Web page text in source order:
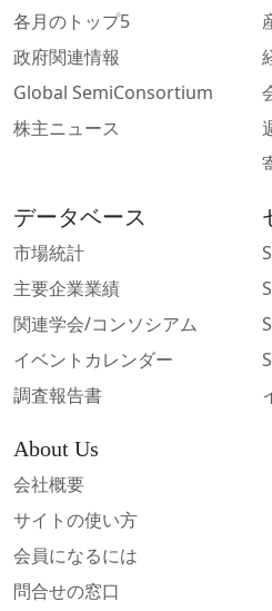
各月のトップ5
政府関連情報
Global SemiConsortium
株主ニュース
データベース
市場統計
主要企業業績
関連学会/コンソシアム
イベントカレンダー
調査報告書
About Us
会社概要
サイトの使い方
会員になるには
問合せの窓口